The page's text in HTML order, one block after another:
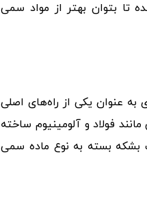
تا بتوان بهتر از مواد سمی
عنوان یکی از راه‌های اصلی
فولاد و آلومینیوم ساخته
بشکه بسته به نوع ماده سمی